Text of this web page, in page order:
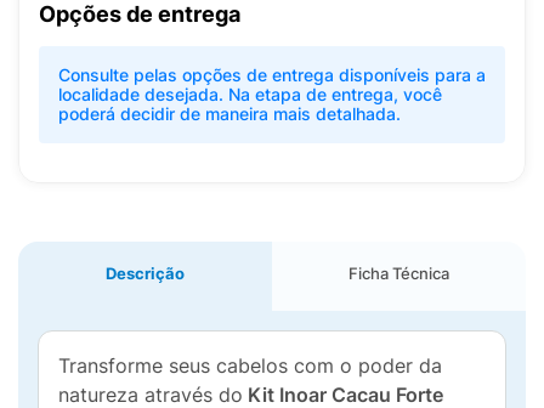
Opções de entrega
Consulte pelas opções de entrega disponíveis para a
localidade desejada. Na etapa de entrega, você
poderá decidir de maneira mais detalhada.
Descrição Ficha Técnica
Transforme seus cabelos com o poder da
natureza através do Kit Inoar Cacau Forte